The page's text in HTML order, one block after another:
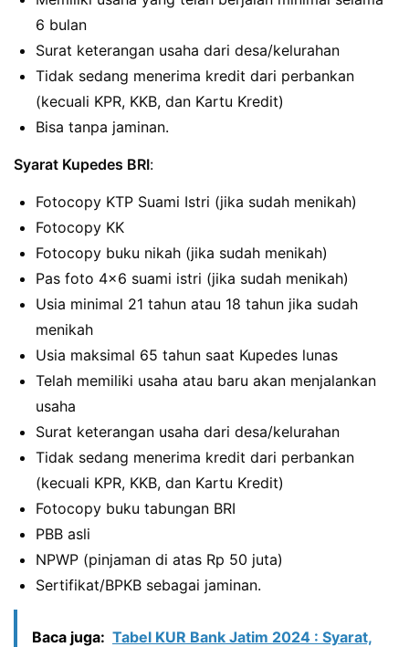
6 bulan
Surat keterangan usaha dari desa/kelurahan
Tidak sedang menerima kredit dari perbankan
(kecuali KPR, KKB, dan Kartu Kredit)
Bisa tanpa jaminan.
Syarat Kupedes BRI:
Fotocopy KTP Suami Istri (jika sudah menikah)
Fotocopy KK
Fotocopy buku nikah (jika sudah menikah)
Pas foto 4×6 suami istri (jika sudah menikah)
Usia minimal 21 tahun atau 18 tahun jika sudah
menikah
Usia maksimal 65 tahun saat Kupedes lunas
Telah memiliki usaha atau baru akan menjalankan
usaha
Surat keterangan usaha dari desa/kelurahan
Tidak sedang menerima kredit dari perbankan
(kecuali KPR, KKB, dan Kartu Kredit)
Fotocopy buku tabungan BRI
PBB asli
NPWP (pinjaman di atas Rp 50 juta)
Sertifikat/BPKB sebagai jaminan.
Baca juga: Tabel KUR Bank Jatim 2024 : Syarat,